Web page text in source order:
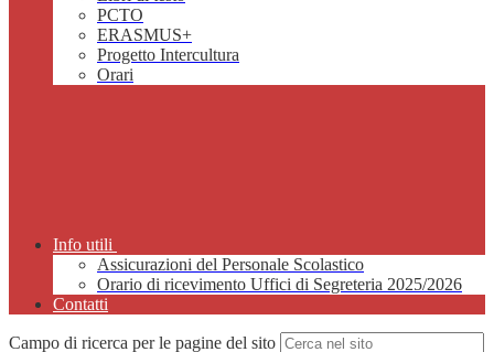
PCTO
ERASMUS+
Progetto Intercultura
Orari
Info utili
Assicurazioni del Personale Scolastico
Orario di ricevimento Uffici di Segreteria 2025/2026
Contatti
Campo di ricerca per le pagine del sito